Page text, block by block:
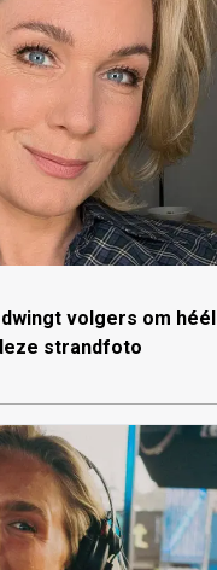
volgers om héél
strandfoto